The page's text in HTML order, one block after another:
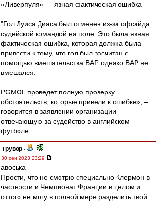
«Ливерпуля» — явная фактическая ошибка
"Гол Луиса Диаса был отменен из-за офсайда
судейской командой на поле. Это была явная
фактическая ошибка, которая должна была
привести к тому, что гол был засчитан с
помощью вмешательства ВАР, однако ВАР не
вмешался.
PGMOL проведет полную проверку
обстоятельств, которые привели к ошибке», –
говорится в заявлении организации,
отвечающую за судейство в английском
футболе.
Трувор -
30 сен 2023 23:29
авоська
Прости, что не смотрю специально Клермон в
частности и Чемпионат Франции в целом и
оттого не могу в полной мере разделить твой